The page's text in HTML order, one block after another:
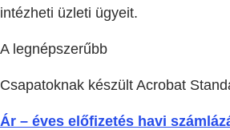
intézheti üzleti ügyeit.
A legnépszerűbb
Csapatoknak készült Acrobat
Ár – éves előfizetés havi